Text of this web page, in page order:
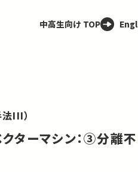
中高生向け TOP
III）
ターマシン：③分離不